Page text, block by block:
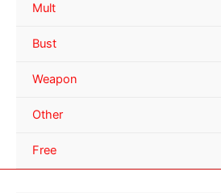
Mult
Bust
Weapon
Other
Free